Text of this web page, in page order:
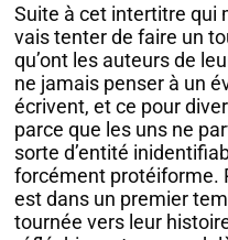
Suite à cet intertitre qui
vais tenter de faire un
qu’ont les auteurs de
ne jamais penser à un
écrivent, et ce pour
parce que les uns ne
sorte d’entité
forcément protéiforme.
est dans un premier
tournée vers leur